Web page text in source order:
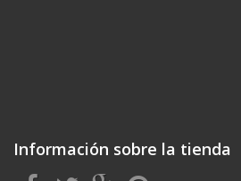
Información sobre la tienda